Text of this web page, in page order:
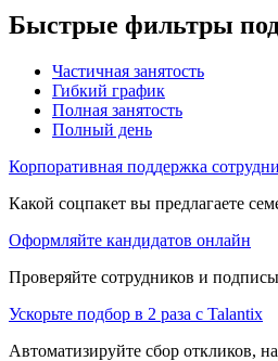
Быстрые фильтры
Частичная занятость
Гибкий график
Полная занятость
Полный день
Корпоративная поддержка
Какой соцпакет вы предлагаете
Оформляйте кандидатов онлайн
Проверяйте сотрудников и
Ускорьте подбор в 2 раза с Talantix
Автоматизируйте сбор откликов,